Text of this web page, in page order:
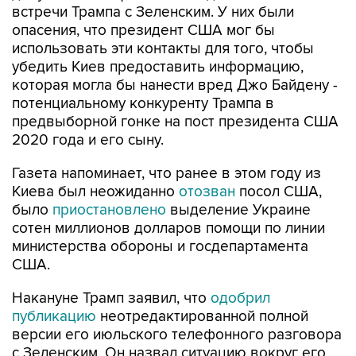
встречи Трампа с Зеленским. У них были
опасения, что президент США мог бы
использовать эти контакты для того, чтобы
убедить Киев предоставить информацию,
которая могла бы нанести вред Джо Байдену -
потенциальному конкуренту Трампа в
предвыборной гонке на пост президента США
2020 года и его сыну.
Газета напоминает, что ранее в этом году из
Киева был неожиданно отозван посол США,
было приостановлено выделение Украине
сотен миллионов долларов помощи по линии
министерства обороны и госдепартамента
США.
Накануне Трамп заявил, что одобрил
публикацию неотредактированной полной
версии его июльского телефонного разговора